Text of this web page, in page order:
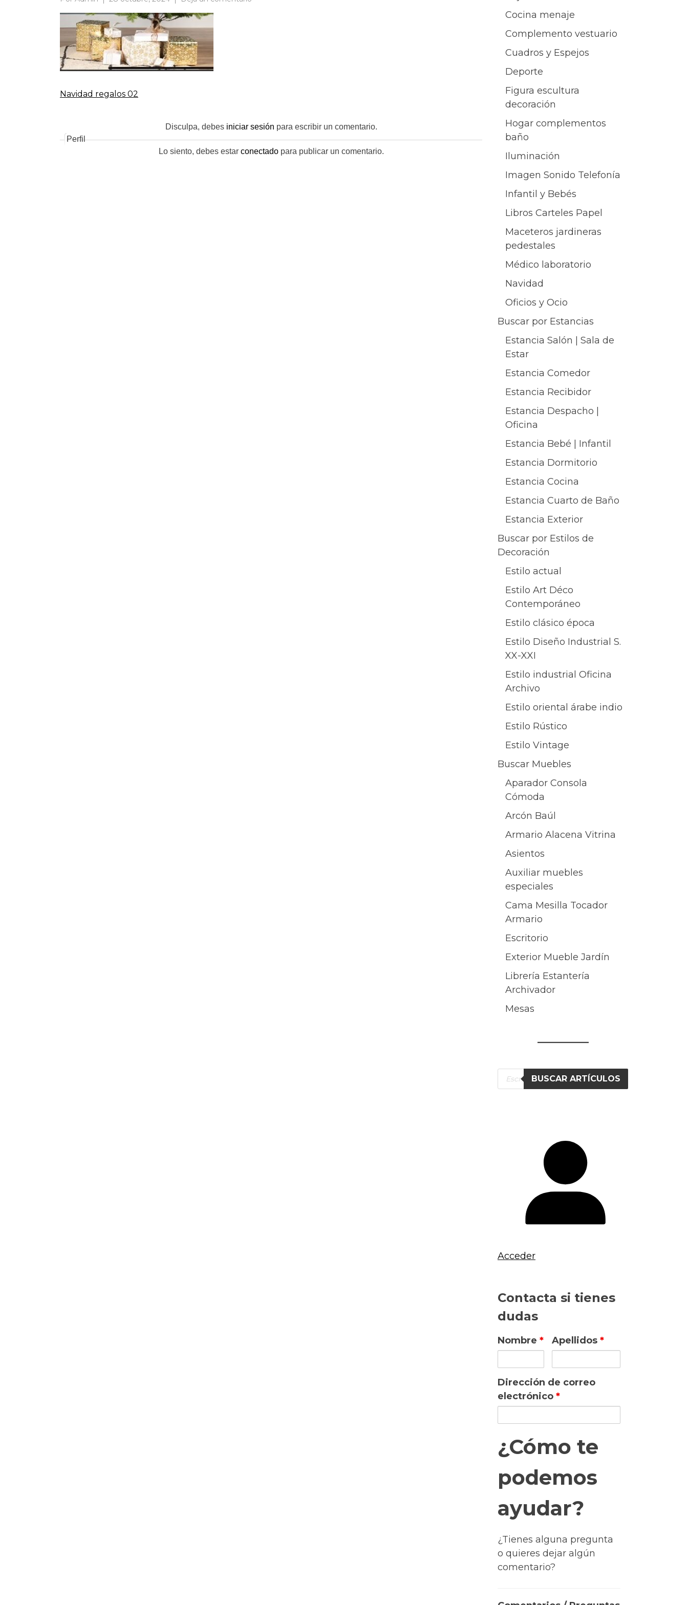
Navegación
de
Navidad regalos 02
Disculpa, debes iniciar sesión para escribir un comentario.
Perfil
Lo siento, debes estar conectadopara publicar un comentario.
Cocina menaje
Complemento vestuario
Cuadros y Espejos
Deporte
Figura escultura
decoración
Hogar complementos
baño
Iluminación
Imagen Sonido Telefonía
Infantil y Bebés
Libros Carteles Papel
Maceteros jardineras
pedestales
Médico laboratorio
Navidad
Oficios y Ocio
Buscar por Estancias
Estancia Salón | Sala de
Estar
Estancia Comedor
Estancia Recibidor
Estancia Despacho |
Oficina
Estancia Bebé | Infantil
Estancia Dormitorio
Estancia Cocina
Estancia Cuarto de Baño
Estancia Exterior
Buscar por Estilos de
Decoración
Estilo actual
Estilo Art Déco
Contemporáneo
Estilo clásico época
Estilo Diseño Industrial S.
XX-XXI
Estilo industrial Oficina
Archivo
Estilo oriental árabe indio
Estilo Rústico
Estilo Vintage
Buscar Muebles
Aparador Consola
Cómoda
Arcón Baúl
Armario Alacena Vitrina
Asientos
Auxiliar muebles
especiales
Cama Mesilla Tocador
Armario
Escritorio
Exterior Mueble Jardín
Librería Estantería
Archivador
Mesas
Búsqueda
de
productos
BUSCAR ARTÍCULOS
Acceder
Contacta si tienes
dudas
Nombre * Apellidos*
Dirección de correo
electrónico *
¿Cómo te
podemos
ayudar?
¿Tienes alguna pregunta
o quieres dejar algún
comentario?